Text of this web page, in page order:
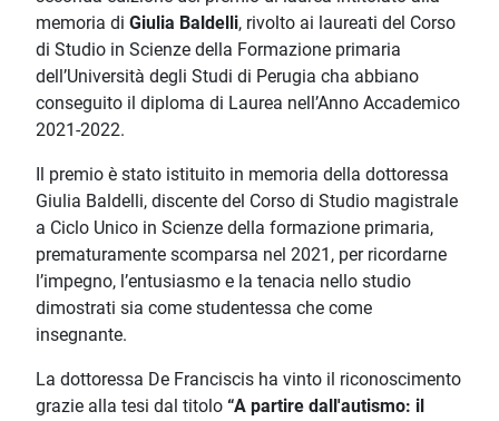
memoria di Giulia Baldelli, rivolto ai laureati del Corso
di Studio in Scienze della Formazione primaria
dell’Università degli Studi di Perugia cha abbiano
conseguito il diploma di Laurea nell’Anno Accademico
2021-2022.
Il premio è stato istituito in memoria della dottoressa
Giulia Baldelli, discente del Corso di Studio magistrale
a Ciclo Unico in Scienze della formazione primaria,
prematuramente scomparsa nel 2021, per ricordarne
l’impegno, l’entusiasmo e la tenacia nello studio
dimostrati sia come studentessa che come
insegnante.
La dottoressa De Franciscis ha vinto il riconoscimento
grazie alla tesi dal titolo “A partire dall'autismo: il